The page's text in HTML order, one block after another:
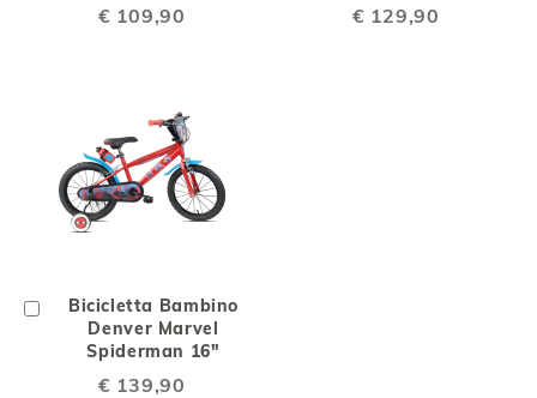
€ 109,90 € 129,90
Bicicletta Bambino
Denver Marvel
Spiderman 16"
€ 139,90
Aggiungi
Carrello